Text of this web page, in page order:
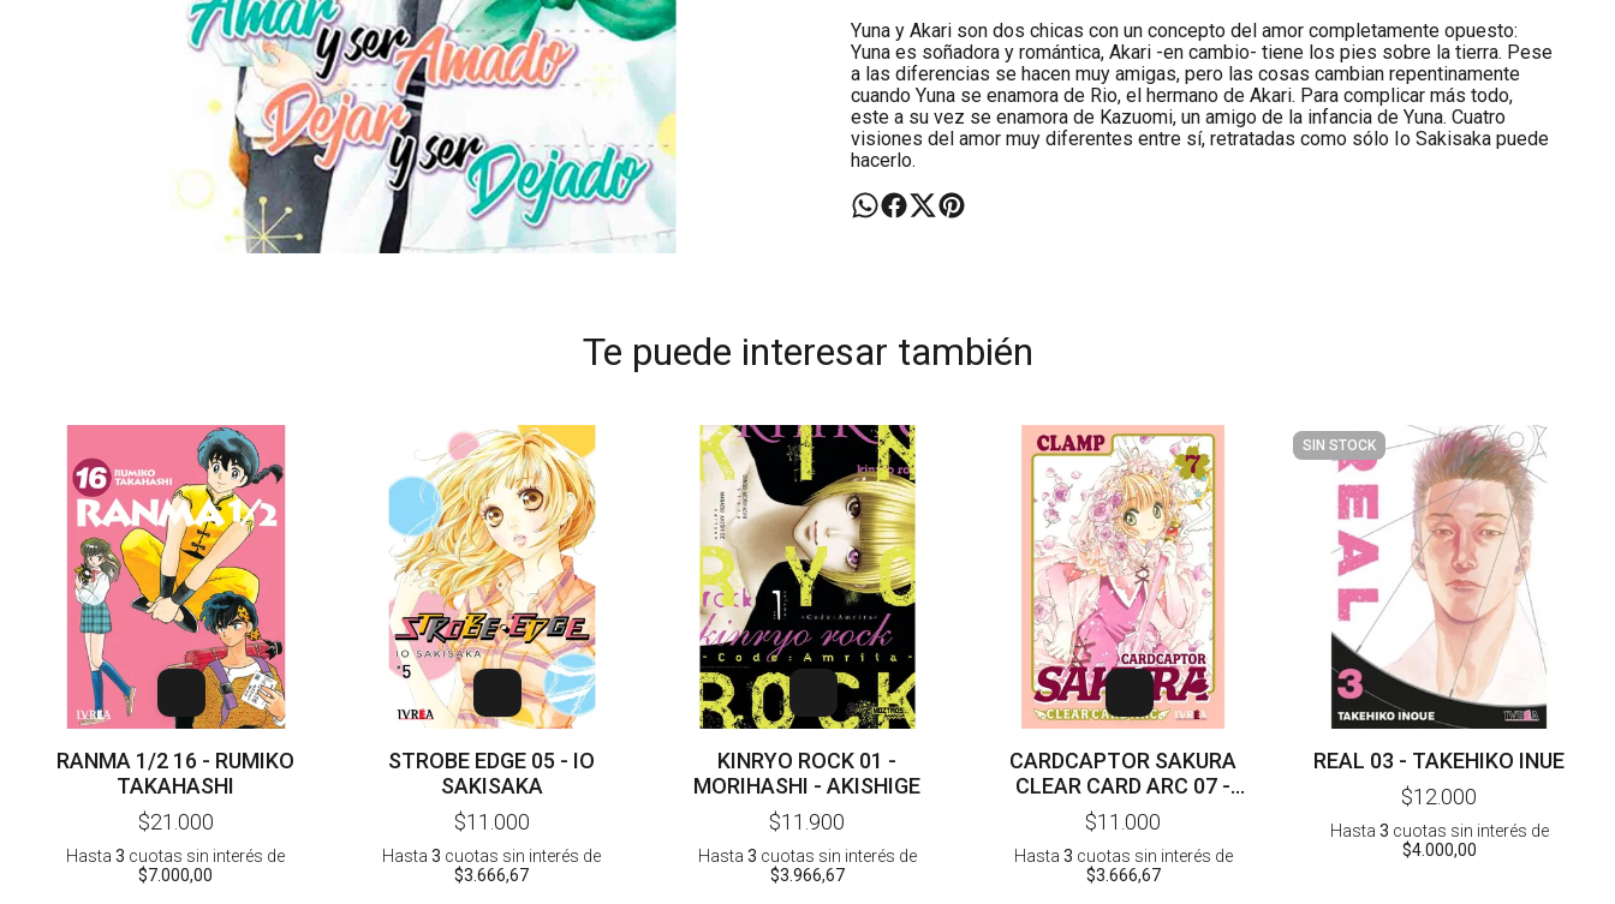
Yuna y Akari son dos chicas con un concepto del amor completamente opuesto:
Yuna es soñadora y romántica, Akari -en cambio- tiene los pies sobre la tierra. Pese
a las diferencias se hacen muy amigas, pero las cosas cambian repentinamente
cuando Yuna se enamora de Rio, el hermano de Akari. Para complicar más todo,
este a su vez se enamora de Kazuomi, un amigo de la infancia de Yuna. Cuatro
visiones del amor muy diferentes entre sí, retratadas como sólo Io Sakisaka puede
hacerlo.
Te puede interesar también
RANMA 1/2 16 - RUMIKO
TAKAHASHI
$21.000
Hasta3 cuotas sin interés de
$7.000,00
STROBE EDGE 05 - IO
SAKISAKA
$11.000
Hasta3 cuotas sin interés de
$3.666,67
KINRYO ROCK 01 -
MORIHASHI - AKISHIGE
$11.900
Hasta 3 cuotas sin interés de
$3.966,67
CARDCAPTOR SAKURA
CLEAR CARD ARC 07 -
CLAMP
$11.000
Hasta 3 cuotas sin interés de
$3.666,67
SIN STOCK
REAL 03 - TAKEHIKO INUE
$12.000
Hasta 3 cuotas sin interés de
$4.000,00